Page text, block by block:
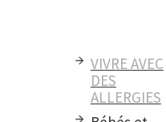
VIVRE AVEC
DES
ALLERGIES